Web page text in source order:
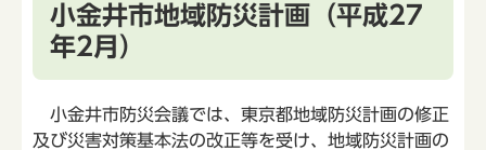
小金井市地域防災計画（平成27
年2月）
小金井市防災会議では、東京都地域防災計画の修正
及び災害対策基本法の改正等を受け、地域防災計画の